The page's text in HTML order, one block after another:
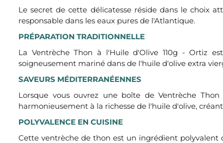
Le secret de cette délicatesse réside dans le choix
responsable dans les eaux pures de l'Atlantique.
PRÉPARATION TRADITIONNELLE
La Ventrèche Thon à l'Huile d'Olive 110g - Ortiz
soigneusement mariné dans de l'huile d'olive extra
SAVEURS MÉDITERRANÉENNES
Lorsque vous ouvrez une boîte de Ventrèche
harmonieusement à la richesse de l'huile d'olive,
POLYVALENCE EN CUISINE
Cette ventrèche de thon est un ingrédient